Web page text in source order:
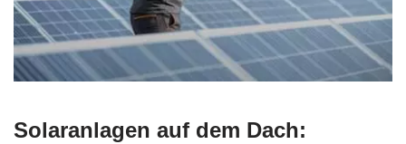
Solaranlagen auf dem Dach: